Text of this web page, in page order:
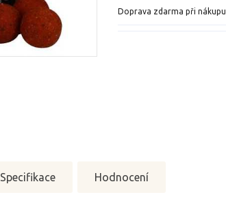
Doprava zdarma při nákupu
Specifikace Hodnocení